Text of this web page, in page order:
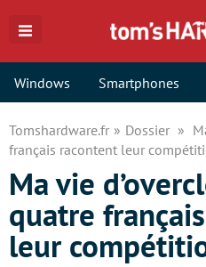
Windows Smartphones
Tomshardware.fr Dossier
français racontent leur
Ma vie
quatre
leur